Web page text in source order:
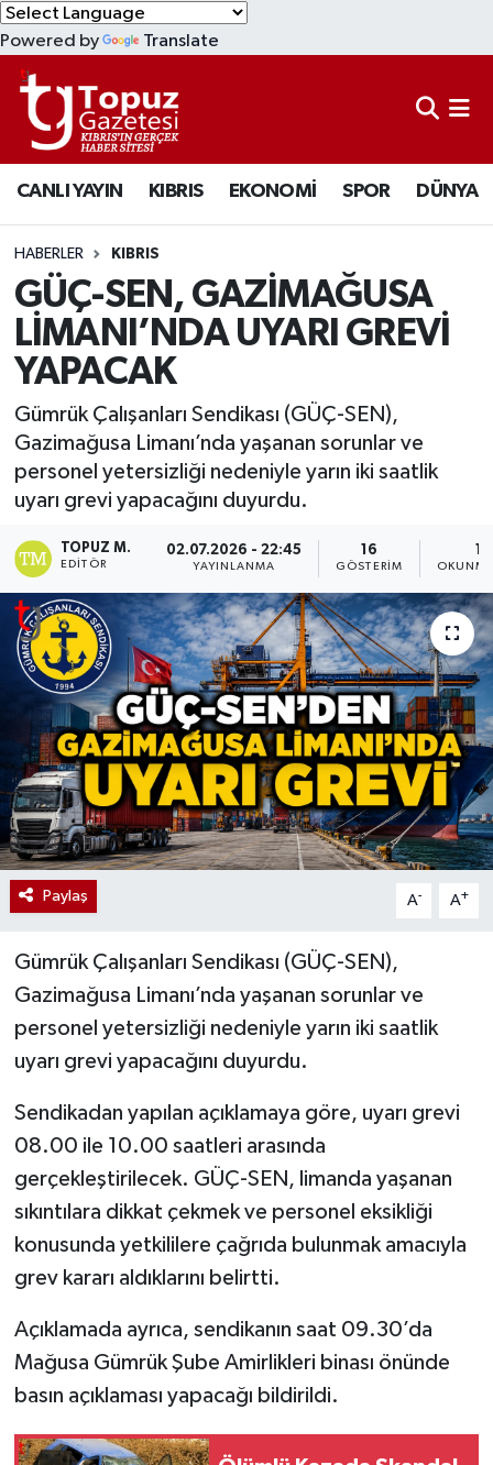
Powered by Translate
CANLI YAYIN KIBRIS EKONOMİ SPOR DÜNYA
HABERLER KIBRIS
GÜÇ-SEN, GAZİMAĞUSA
LİMANI’NDA UYARI GREVİ
YAPACAK
Gümrük Çalışanları Sendikası (GÜÇ-SEN),
Gazimağusa Limanı’nda yaşanan sorunlar ve
personel yetersizliği nedeniyle yarın iki saatlik
uyarı grevi yapacağını duyurdu.
TOPUZ M.
EDITÖR
02.07.2026 - 22:45
YAYINLANMA
16
GÖSTERIM
Paylaş A- A+
Gümrük Çalışanları Sendikası (GÜÇ-SEN),
Gazimağusa Limanı’nda yaşanan sorunlar ve
personel yetersizliği nedeniyle yarın iki saatlik
uyarı grevi yapacağını duyurdu.
Sendikadan yapılan açıklamaya göre, uyarı grevi
08.00 ile 10.00 saatleri arasında
gerçekleştirilecek. GÜÇ-SEN, limanda yaşanan
sıkıntılara dikkat çekmek ve personel eksikliği
konusunda yetkililere çağrıda bulunmak amacıyla
grev kararı aldıklarını belirtti.
Açıklamada ayrıca, sendikanın saat 09.30’da
Mağusa Gümrük Şube Amirlikleri binası önünde
basın açıklaması yapacağı bildirildi.
KIBRIS
DÜNYA
EKONOMİ
MAGAZİN
SAĞLIK
SPOR
TEKNOLOJİ
TÜRKİYE
Lefkoşa Nöbetçi Eczaneler
Lefkoşa Hava Durumu
Lefkoşa Trafik Yoğunluk Haritası
Süper Lig Puan Durumu ve Fikstür
Tüm Manşetler
Son Dakika Haberleri
Haber Arşivi